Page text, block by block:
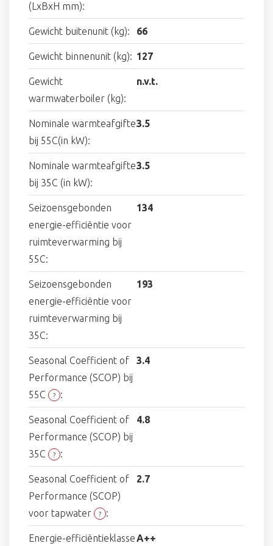
(LxBxH mm):
Gewicht buitenunit (kg): 66
Gewicht binnenunit (kg): 127
Gewicht
warmwaterboiler (kg):
n.v.t.
Nominale warmteafgifte
bij 55C(in kW):
3.5
Nominale warmteafgifte
bij 35C (in kW):
3.5
Seizoensgebonden
energie-efficiëntie voor
ruimteverwarming bij
55C:
134
Seizoensgebonden
energie-efficiëntie voor
ruimteverwarming bij
35C:
193
Seasonal Coefficient of
Performance (SCOP) bij
55C
? :
3.4
Seasonal Coefficient of
Performance (SCOP) bij
35C
? :
4.8
Seasonal Coefficient of
Performance (SCOP)
voor tapwater
? :
2.7
Energie-efficiëntieklasseA++